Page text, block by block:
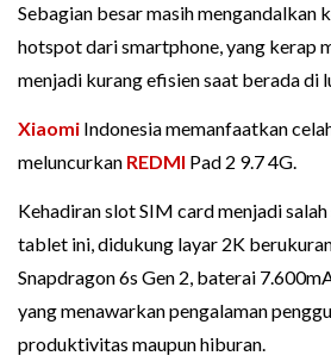
Sebagian besar masih mengandalkan
hotspot dari smartphone, yang kerap
menjadi kurang efisien saat berada di
Xiaomi Indonesia memanfaatkan
meluncurkan REDMI Pad 2 9.7 4G.
Kehadiran slot SIM card menjadi
tablet ini, didukung layar 2K
Snapdragon 6s Gen 2, baterai
yang menawarkan pengalaman
produktivitas maupun hiburan.